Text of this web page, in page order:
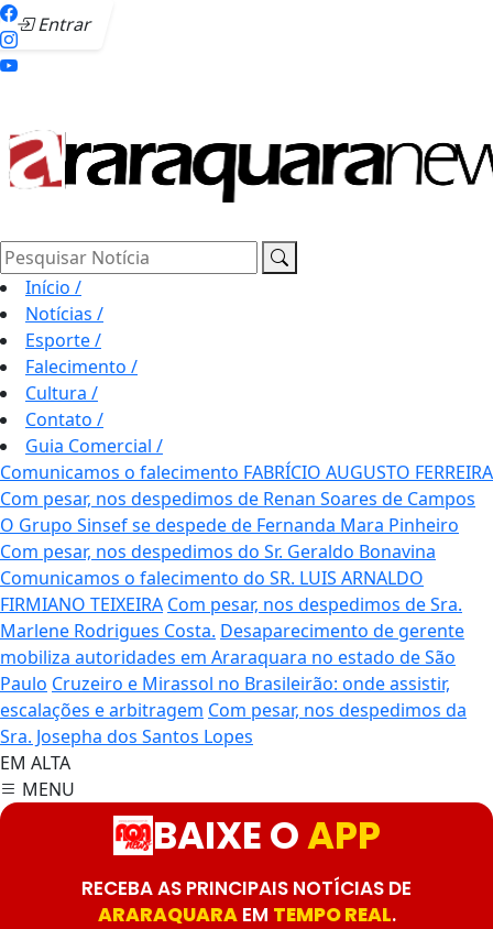
Entrar
Pesquisar Notícia
Início /
Notícias /
Esporte/
Falecimento /
Cultura /
Contato /
Guia Comercial /
Comunicamos o falecimento FABRÍCIO AUGUSTO FERREIRA
Com pesar, nos despedimos de Renan Soares de Campos
O Grupo Sinsef se despede de Fernanda Mara Pinheiro
Com pesar, nos despedimos do Sr. Geraldo Bonavina
Comunicamos o falecimento do SR. LUIS ARNALDO
FIRMIANO TEIXEIRA Com pesar, nos despedimos de Sra.
Marlene Rodrigues Costa. Desaparecimento de gerente
mobiliza autoridades em Araraquara no estado de São
Paulo Cruzeiro e Mirassol no Brasileirão: onde assistir,
escalações e arbitragem Com pesar, nos despedimos da
Sra. Josepha dos Santos Lopes
EM ALTA
MENU
BAIXE OAPP
RECEBA AS PRINCIPAIS NOTÍCIAS DE
ARARAQUARAEM TEMPO REAL.